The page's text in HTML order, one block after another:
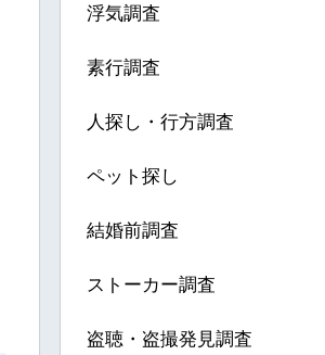
浮気調査
素行調査
人探し・行方調査
ペット探し
結婚前調査
ストーカー調査
盗聴・盗撮発見調査